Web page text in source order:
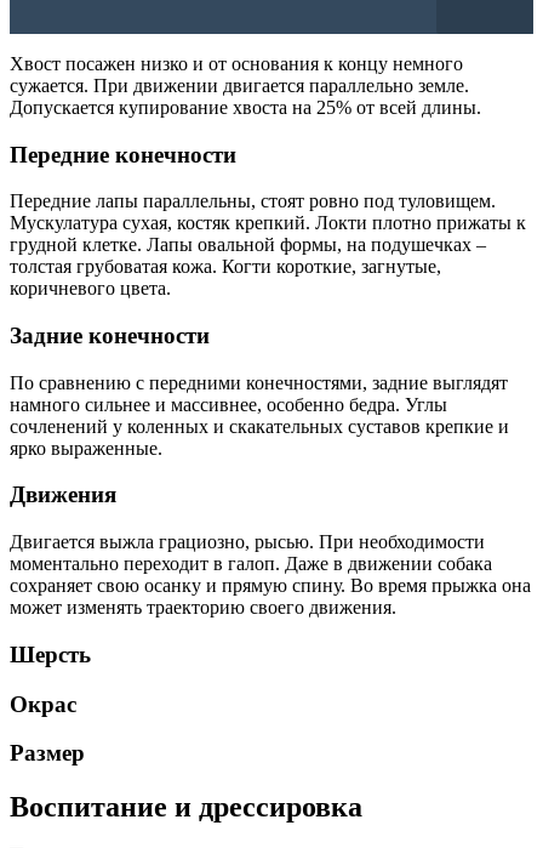
Хвост посажен низко и от основания к концу немного
сужается. При движении двигается параллельно земле.
Допускается купирование хвоста на 25% от всей длины.
Передние конечности
Передние лапы параллельны, стоят ровно под туловищем.
Мускулатура сухая, костяк крепкий. Локти плотно прижаты к
грудной клетке. Лапы овальной формы, на подушечках –
толстая грубоватая кожа. Когти короткие, загнутые,
коричневого цвета.
Задние конечности
По сравнению с передними конечностями, задние выглядят
намного сильнее и массивнее, особенно бедра. Углы
сочленений у коленных и скакательных суставов крепкие и
ярко выраженные.
Движения
Двигается выжла грациозно, рысью. При необходимости
моментально переходит в галоп. Даже в движении собака
сохраняет свою осанку и прямую спину. Во время прыжка она
может изменять траекторию своего движения.
Шерсть
Окрас
Размер
Воспитание и дрессировка